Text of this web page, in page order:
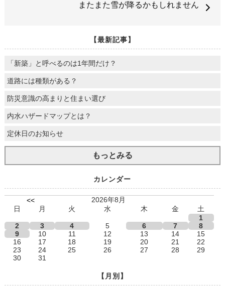
またまた雪が降るかもしれません
【最新記事】
「新築」と呼べるのは1年間だけ？
道路には種類がある？
防災意識の高まりと住まい選び
内水ハザードマップとは？
定休日のお知らせ
もっとみる
カレンダー
<<
2026年8月
日
月 火 水 木 金
土
1
2
3 4 5 6 7
8
9
10 11 12 13 14
15
16
17 18 19 20 21
22
23
24 25 26 27 28
29
30
31
【月別】